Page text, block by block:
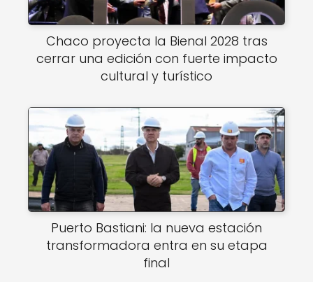
Chaco proyecta la Bienal 2028 tras
cerrar una edición con fuerte impacto
cultural y turístico
Puerto Bastiani: la nueva estación
transformadora entra en su etapa
final